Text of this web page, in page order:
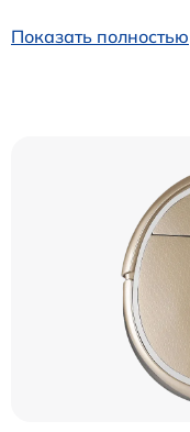
Показать полностью